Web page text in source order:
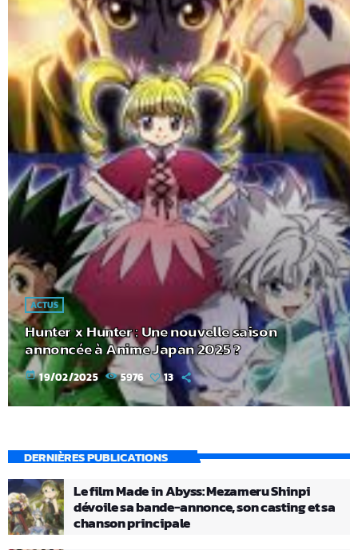
ACTUS
Hunter x Hunter : Une nouvelle saison
annoncée à Anime Japan 2025 ?
today 19/02/2025 5976 13
DERNIÈRES PUBLICATIONS
Le film Made in Abyss: Mezameru Shinpi
dévoile sa bande-annonce, son casting et sa
chanson principale